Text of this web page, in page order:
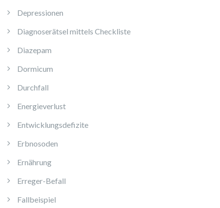
Depressionen
Diagnoserätsel mittels Checkliste
Diazepam
Dormicum
Durchfall
Energieverlust
Entwicklungsdefizite
Erbnosoden
Ernährung
Erreger-Befall
Fallbeispiel